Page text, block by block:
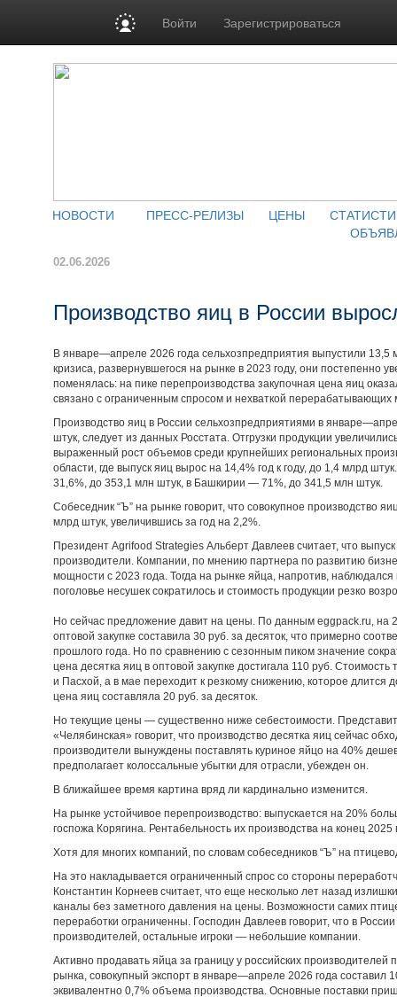
Войти Зарегистрироваться
НОВОСТИ ПРЕСС-РЕЛИЗЫ ЦЕНЫ
02.06.2026
Производство яиц в России
В январе—апреле 2026 года сельхозпредприятия выпустили 13,5
кризиса, развернувшегося на рынке в 2023 году, они постепенно
поменялась: на пике перепроизводства закупочная цена яиц
связано с ограниченным спросом и нехваткой перерабатывающих
Производство яиц в России сельхозпредприятиями в
штук, следует из данных Росстата. Отгрузки продукции
выраженный рост объемов среди крупнейших региональных
области, где выпуск яиц вырос на 14,4% год к году, до 1,4 млрд
31,6%, до 353,1 млн штук, в Башкирии — 71%, до 341,5 млн штук.
Собеседник “Ъ” на рынке говорит, что совокупное производство
млрд штук, увеличившись за год на 2,2%.
Президент Agrifood Strategies Альберт Давлеев считает, что
производители. Компании, по мнению партнера по развитию
мощности с 2023 года. Тогда на рынке яйца, напротив, наблюдался
поголовье несушек сократилось и стоимость продукции резко
Но сейчас предложение давит на цены. По данным eggpack.ru, на
оптовой закупке составила 30 руб. за десяток, что примерно
прошлого года. Но по сравнению с сезонным пиком значение
цена десятка яиц в оптовой закупке достигала 110 руб.
и Пасхой, а в мае переходит к резкому снижению, которое длится
цена яиц составляла 20 руб. за десяток.
Но текущие цены — существенно ниже себестоимости.
«Челябинская» говорит, что производство десятка яиц сейчас
производители вынуждены поставлять куриное яйцо на 40%
предполагает колоссальные убытки для отрасли, убежден он.
В ближайшее время картина вряд ли кардинально изменится.
На рынке устойчивое перепроизводство: выпускается на 20%
госпожа Корягина. Рентабельность их производства на конец 2025
Хотя для многих компаний, по словам собеседников “Ъ” на
На это накладывается ограниченный спрос со стороны
Константин Корнеев считает, что еще несколько лет назад
каналы без заметного давления на цены. Возможности самих
переработки ограниченны. Господин Давлеев говорит, что в
производителей, остальные игроки — небольшие компании.
Активно продавать яйца за границу у российских производителей
рынка, совокупный экспорт в январе—апреле 2026 года составил
эквивалентно 0,7% объема производства. Основные поставки